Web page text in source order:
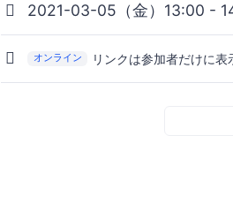
2021-03-05（金）13:00 -
オンライン リンクは参加者だけに表